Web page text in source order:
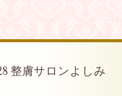
整膚サロンよしみ